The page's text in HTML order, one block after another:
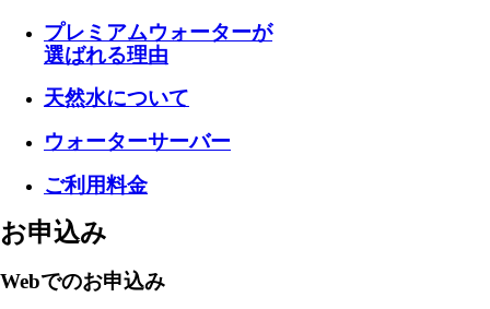
プレミアムウォーターが
選ばれる理由
天然水について
ウォーターサーバー
ご利用料金
お申込み
Webでのお申込み